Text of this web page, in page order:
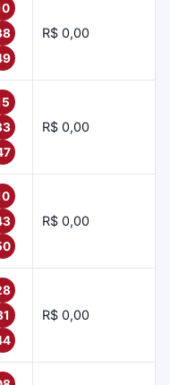
R$ 0,00
R$ 0,00
R$ 0,00
R$ 0,00